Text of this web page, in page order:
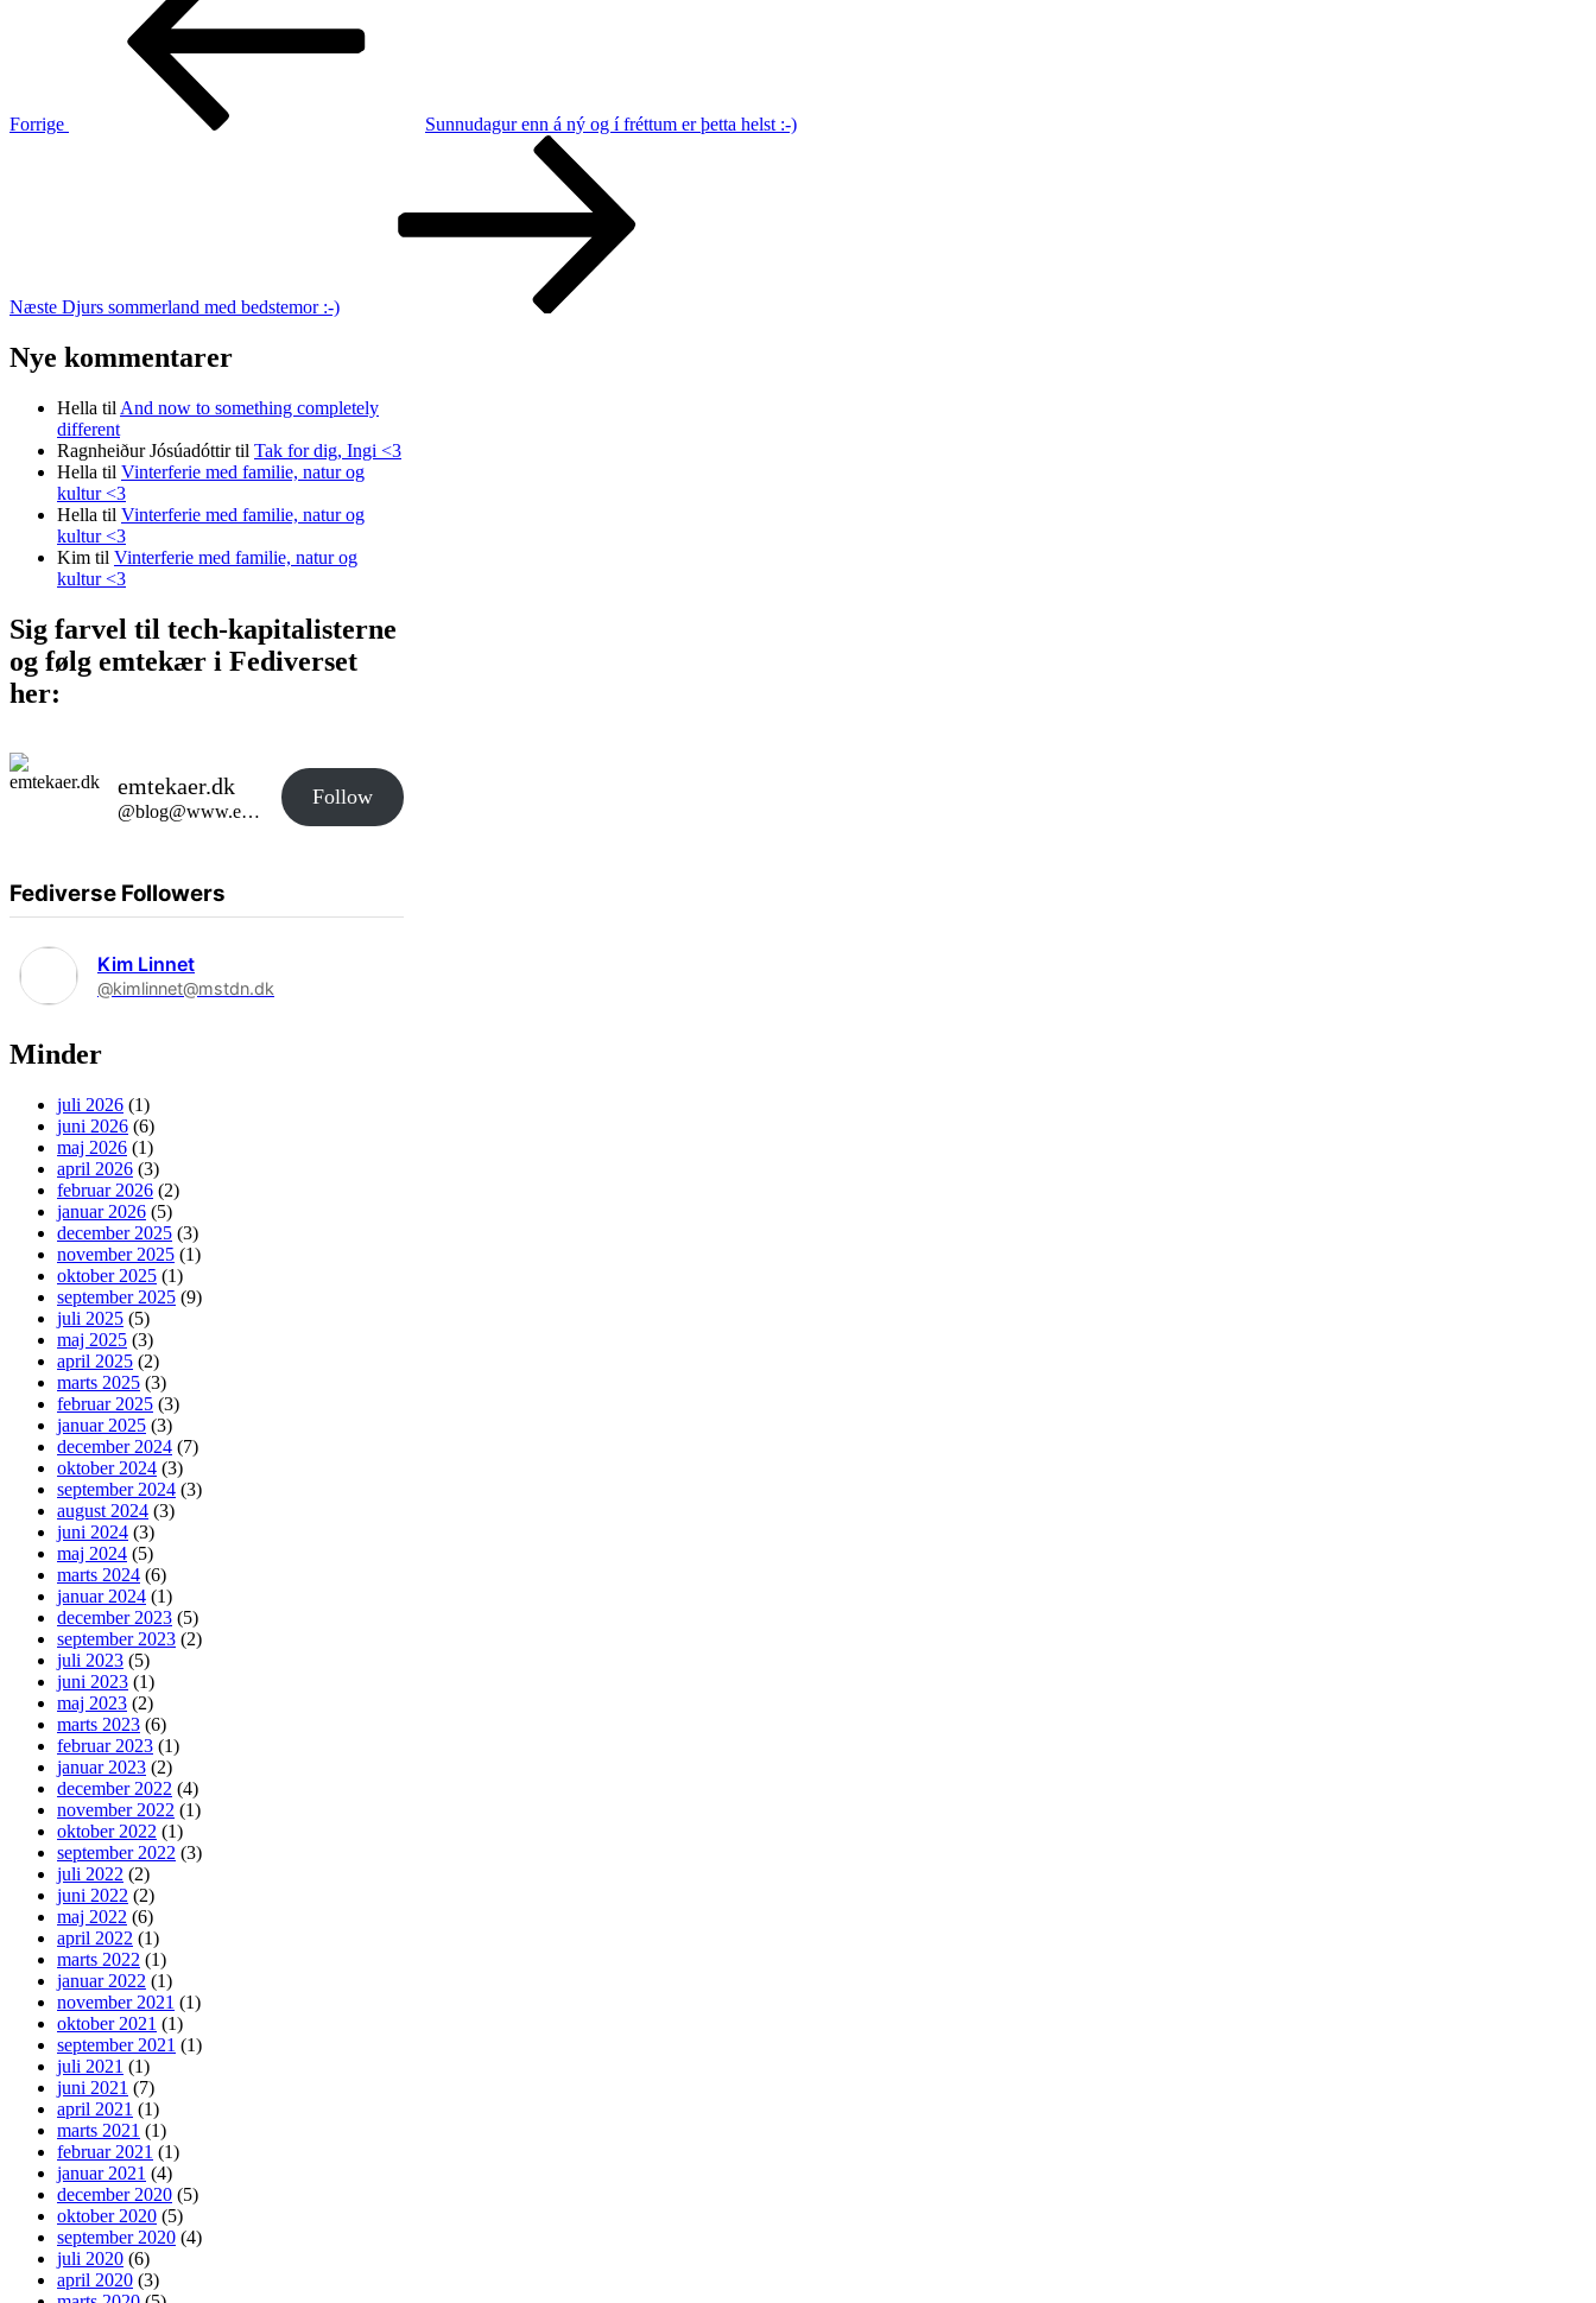
Forrige
Sunnudagur enn á ný og í fréttum er þetta helst :-)
Næste Djurs sommerland med bedstemor :-)
Nye kommentarer
Hella til And now to something completely
different
Ragnheiður Jósúadóttirtil Tak for dig, Ingi <3
Hella til Vinterferie med familie, natur og
kultur <3
Hella til Vinterferie med familie, natur og
kultur <3
Kim til Vinterferie med familie, natur og
kultur <3
Sig farvel til tech-kapitalisterne
og følg emtekær i Fediverset
her:
emtekaer.dk
@blog@www.emtekaer.dk
Follow
Fediverse Followers
Kim Linnet
@kimlinnet@mstdn.dk
Minder
juli 2026 (1)
juni 2026 (6)
maj 2026 (1)
april 2026 (3)
februar 2026 (2)
januar 2026 (5)
december 2025 (3)
november 2025 (1)
oktober 2025 (1)
september 2025 (9)
juli 2025 (5)
maj 2025 (3)
april 2025 (2)
marts 2025 (3)
februar 2025 (3)
januar 2025 (3)
december 2024 (7)
oktober 2024 (3)
september 2024 (3)
august 2024 (3)
juni 2024 (3)
maj 2024 (5)
marts 2024 (6)
januar 2024 (1)
december 2023 (5)
september 2023 (2)
juli 2023 (5)
juni 2023 (1)
maj 2023 (2)
marts 2023 (6)
februar 2023 (1)
januar 2023 (2)
december 2022 (4)
november 2022 (1)
oktober 2022 (1)
september 2022 (3)
juli 2022 (2)
juni 2022 (2)
maj 2022 (6)
april 2022 (1)
marts 2022 (1)
januar 2022 (1)
november 2021 (1)
oktober 2021 (1)
september 2021 (1)
juli 2021 (1)
juni 2021 (7)
april 2021 (1)
marts 2021 (1)
februar 2021 (1)
januar 2021 (4)
december 2020 (5)
oktober 2020 (5)
september 2020 (4)
juli 2020 (6)
april 2020 (3)